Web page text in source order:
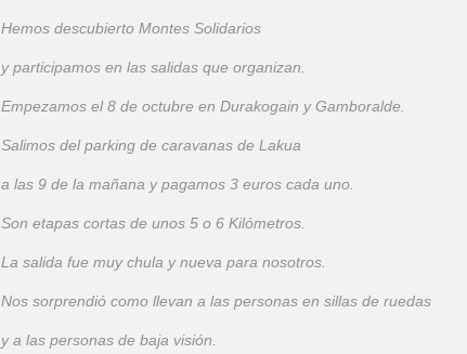
Hemos descubierto Montes Solidarios
y participamos en las salidas que organizan.
Empezamos el 8 de octubre en Durakogain y Gamboralde.
Salimos del parking de caravanas de Lakua
a las 9 de la mañana y pagamos 3 euros cada uno.
Son etapas cortas de unos 5 o 6 Kilómetros.
La salida fue muy chula y nueva para nosotros.
Nos sorprendió como llevan a las personas en sillas de ruedas
y a las personas de baja visión.